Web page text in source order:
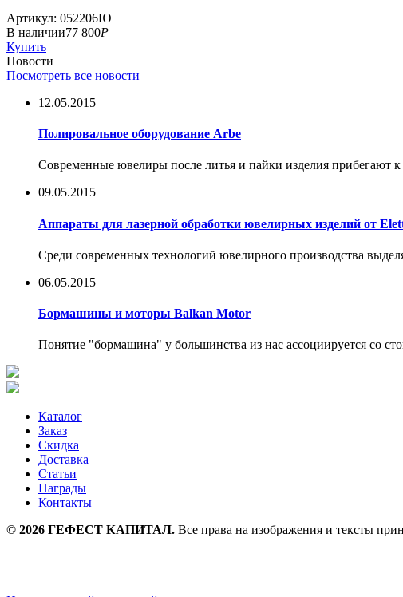
Артикул: 052206Ю
В наличии77 800Р
Купить
Новости
Посмотреть все новости
12.05.2015
Полировальное оборудование Arbe
Современные ювелиры после литья и пайки изделия прибегают
09.05.2015
Аппараты для лазерной обработки ювелирных изделий от
Среди современных технологий ювелирного производства
06.05.2015
Бормашины и моторы Balkan Motor
Понятие "бормашина" у большинства из нас ассоциируется со
Каталог
Заказ
Скидка
Доставка
Статьи
Награды
Контакты
© 2026 ГЕФЕСТ КАПИТАЛ. Все права на изображения и тексты